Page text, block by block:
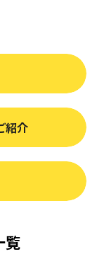
紹介
覧